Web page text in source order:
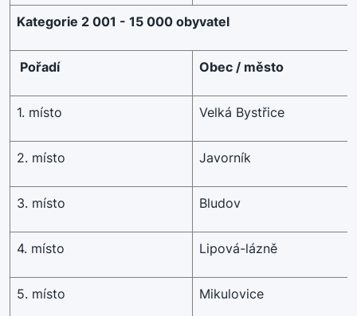
Kategorie 2 001 - 15 000 obyvatel
Pořadí Obec / město
1. místo Velká Bystřice
2. místo Javorník
3. místo Bludov
4. místo Lipová-lázně
5. místo Mikulovice